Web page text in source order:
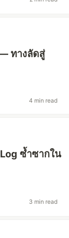
ทางลัดสู่
4 min read
ซ้ำซากใน
3 min read